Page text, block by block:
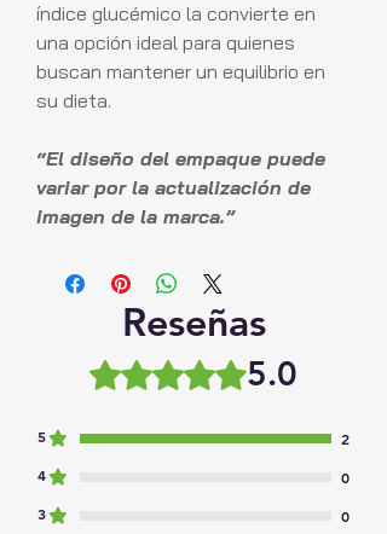
índice glucémico la convierte en
una opción ideal para quienes
buscan mantener un equilibrio en
su dieta.
“El diseño del empaque puede
variar por la actualización de
imagen de la marca.”
Reseñas
Obtuvo 5 de 5 estrellas.
5.0
5
2
4
0
3
0